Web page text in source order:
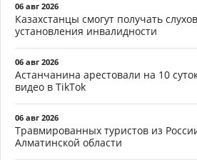
06 авг 2026
Казахстанцы смогут получать
установления инвалидности
06 авг 2026
Астанчанина арестовали на 10
видео в TikTok
06 авг 2026
Травмированных туристов из
Алматинской области